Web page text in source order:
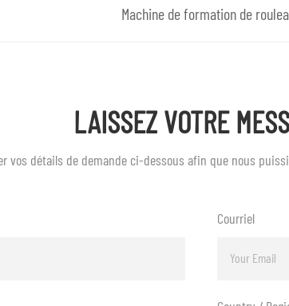
Machine de formation de
LAISSEZ VOTRE
vos détails de demande ci-dessous afin que nous
Courriel